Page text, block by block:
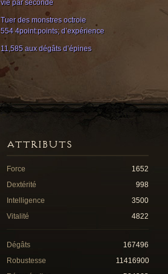
vie par seconde
Tuer des monstres octroie
554 4point:points; d’expérience
11,585 aux dégâts d’épines
ATTRIBUTS
Force
1652
Dextérité
998
Intelligence
3500
Vitalité
4822
Dégâts
167496
Robustesse
11416900